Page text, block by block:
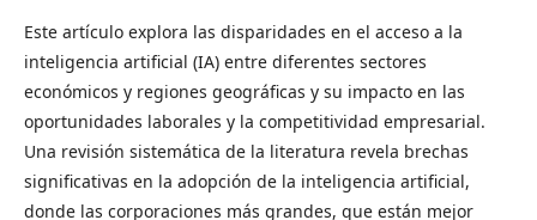
Este artículo explora las disparidades en el acceso a la
inteligencia artificial (IA) entre diferentes sectores
económicos y regiones geográficas y su impacto en las
oportunidades laborales y la competitividad empresarial.
Una revisión sistemática de la literatura revela brechas
significativas en la adopción de la inteligencia artificial,
donde las corporaciones más grandes, que están mejor